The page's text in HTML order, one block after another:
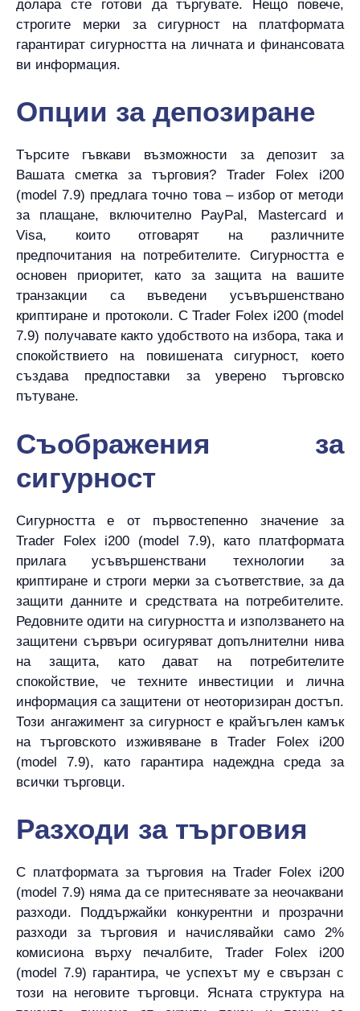
долара сте готови да търгувате. Нещо повече,
строгите мерки за сигурност на платформата
гарантират сигурността на личната и финансовата
ви информация.
Опции за депозиране
Търсите гъвкави възможности за депозит за
Вашата сметка за търговия? Trader Folex i200
(model 7.9) предлага точно това – избор от методи
за плащане, включително PayPal, Mastercard и
Visa, които отговарят на различните
предпочитания на потребителите. Сигурността е
основен приоритет, като за защита на вашите
транзакции са въведени усъвършенствано
криптиране и протоколи. С Trader Folex i200 (model
7.9) получавате както удобството на избора, така и
спокойствието на повишената сигурност, което
създава предпоставки за уверено търговско
пътуване.
Съображения за
сигурност
Сигурността е от първостепенно значение за
Trader Folex i200 (model 7.9), като платформата
прилага усъвършенствани технологии за
криптиране и строги мерки за съответствие, за да
защити данните и средствата на потребителите.
Редовните одити на сигурността и използването на
защитени сървъри осигуряват допълнителни нива
на защита, като дават на потребителите
спокойствие, че техните инвестиции и лична
информация са защитени от неоторизиран достъп.
Този ангажимент за сигурност е крайъгълен камък
на търговското изживяване в Trader Folex i200
(model 7.9), като гарантира надеждна среда за
всички търговци.
Разходи за търговия
С платформата за търговия на Trader Folex i200
(model 7.9) няма да се притеснявате за неочаквани
разходи. Поддържайки конкурентни и прозрачни
разходи за търговия и начислявайки само 2%
комисиона върху печалбите, Trader Folex i200
(model 7.9) гарантира, че успехът му е свързан с
този на неговите търговци. Ясната структура на